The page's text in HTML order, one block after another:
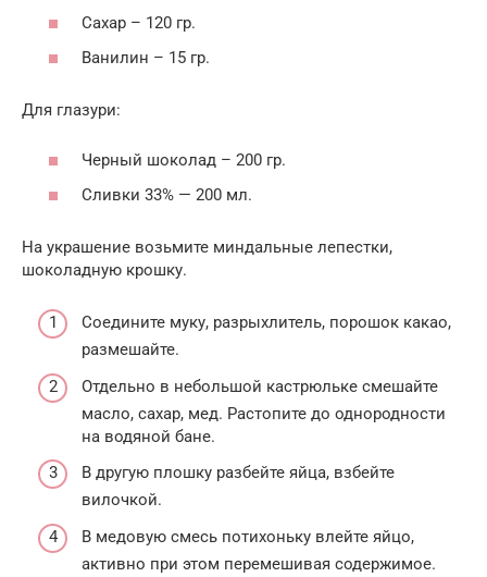
Сахар – 120 гр.
Ванилин – 15 гр.
Для глазури:
Черный шоколад – 200 гр.
Сливки 33% — 200 мл.
На украшение возьмите миндальные лепестки,
шоколадную крошку.
Соедините муку, разрыхлитель, порошок какао,
размешайте.
Отдельно в небольшой кастрюльке смешайте
масло, сахар, мед. Растопите до однородности
на водяной бане.
В другую плошку разбейте яйца, взбейте
вилочкой.
В медовую смесь потихоньку влейте яйцо,
активно при этом перемешивая содержимое.